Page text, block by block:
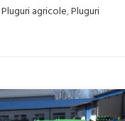
Pluguri agricole,Pluguri